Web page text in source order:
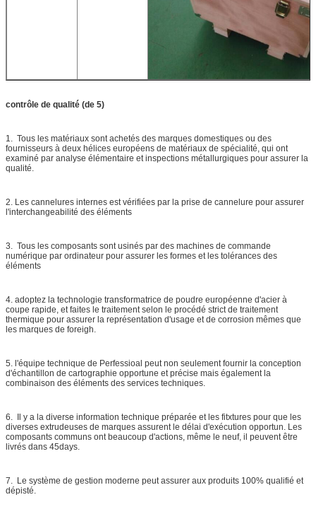
contrôle de qualité (de 5)
1. Tous les matériaux sont achetés des marques domestiques ou des
fournisseurs à deux hélices européens de matériaux de spécialité, qui ont
examiné par analyse élémentaire et inspections métallurgiques pour assurer la
qualité.
2. Les cannelures internes est vérifiées par la prise de cannelure pour assurer
l'interchangeabilité des éléments
3. Tous les composants sont usinés par des machines de commande
numérique par ordinateur pour assurer les formes et les tolérances des
éléments
4. adoptez la technologie transformatrice de poudre européenne d'acier à
coupe rapide, et faites le traitement selon le procédé strict de traitement
thermique pour assurer la représentation d'usage et de corrosion mêmes que
les marques de foreigh.
5. l'équipe technique de Perfessioal peut non seulement fournir la conception
d'échantillon de cartographie opportune et précise mais également la
combinaison des éléments des services techniques.
6. Il y a la diverse information technique préparée et les fitxtures pour que les
diverses extrudeuses de marques assurent le délai d'exécution opportun. Les
composants communs ont beaucoup d'actions, même le neuf, il peuvent être
livrés dans 45days.
7. Le système de gestion moderne peut assurer aux produits 100% qualifié et
dépisté.